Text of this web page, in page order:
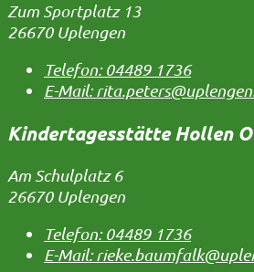
Zum Sportplatz 13
26670 Uplengen
Telefon:04489 1736
E-Mail:
Kindertagesstätte Hollen
Am Schulplatz 6
26670 Uplengen
Telefon:04489 1736
E-Mail: